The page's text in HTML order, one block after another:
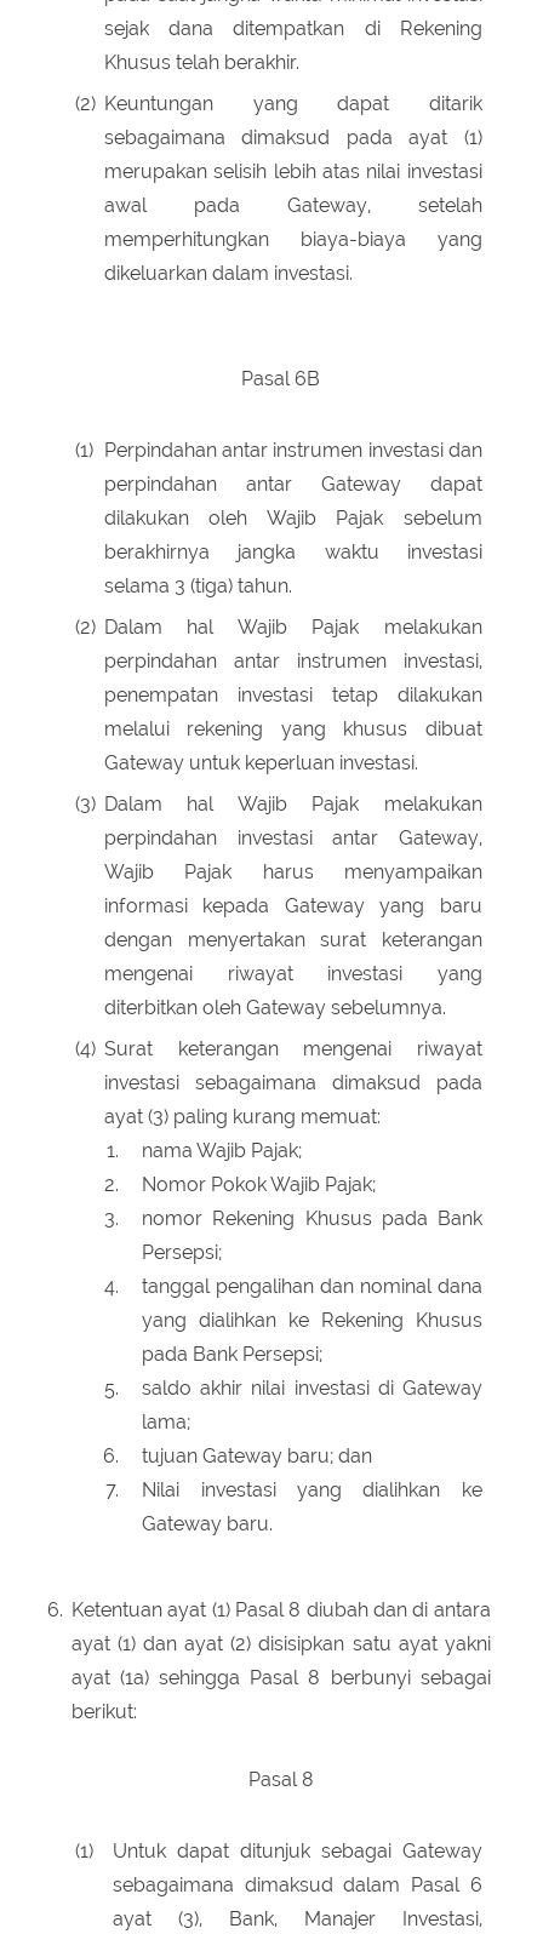
sejak dana ditempatkan di Rekening
Khusus telah berakhir.
(2) Keuntungan yang dapat ditarik
sebagaimana dimaksud pada ayat (1)
merupakan selisih lebih atas nilai investasi
awal pada Gateway, setelah
memperhitungkan biaya-biaya yang
dikeluarkan dalam investasi.
Pasal 6B
(1) Perpindahan antar instrumen investasi dan
perpindahan antar Gateway dapat
dilakukan oleh Wajib Pajak sebelum
berakhirnya jangka waktu investasi
selama 3 (tiga) tahun.
(2) Dalam hal Wajib Pajak melakukan
perpindahan antar instrumen investasi,
penempatan investasi tetap dilakukan
melalui rekening yang khusus dibuat
Gateway untuk keperluan investasi.
(3) Dalam hal Wajib Pajak melakukan
perpindahan investasi antar Gateway,
Wajib Pajak harus menyampaikan
informasi kepada Gateway yang baru
dengan menyertakan surat keterangan
mengenai riwayat investasi yang
diterbitkan oleh Gateway sebelumnya.
(4) Surat keterangan mengenai riwayat
investasi sebagaimana dimaksud pada
ayat (3) paling kurang memuat:
nama Wajib Pajak;
Nomor Pokok Wajib Pajak;
nomor Rekening Khusus pada Bank
Persepsi;
tanggal pengalihan dan nominal dana
yang dialihkan ke Rekening Khusus
pada Bank Persepsi;
saldo akhir nilai investasi di Gateway
lama;
tujuan Gateway baru; dan
Nilai investasi yang dialihkan ke
Gateway baru.
6. Ketentuan ayat (1) Pasal 8 diubah dan di antara
ayat (1) dan ayat (2) disisipkan satu ayat yakni
ayat (1a) sehingga Pasal 8 berbunyi sebagai
berikut:
Pasal 8
(1)
Untuk dapat ditunjuk sebagai Gateway
sebagaimana dimaksud dalam Pasal 6
ayat (3), Bank, Manajer Investasi,